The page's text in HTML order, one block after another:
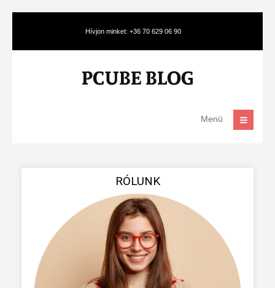
Hívjon minket: +36 70 629 06 90
Menü
RÓLUNK